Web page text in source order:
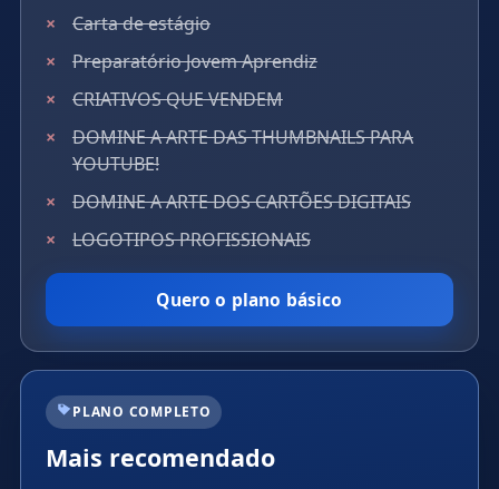
Carta de estágio
Preparatório Jovem Aprendiz
CRIATIVOS QUE VENDEM
DOMINE A ARTE DAS THUMBNAILS PARA
YOUTUBE!
DOMINE A ARTE DOS CARTÕES DIGITAIS
LOGOTIPOS PROFISSIONAIS
Quero o plano básico
PLANO COMPLETO
Mais recomendado